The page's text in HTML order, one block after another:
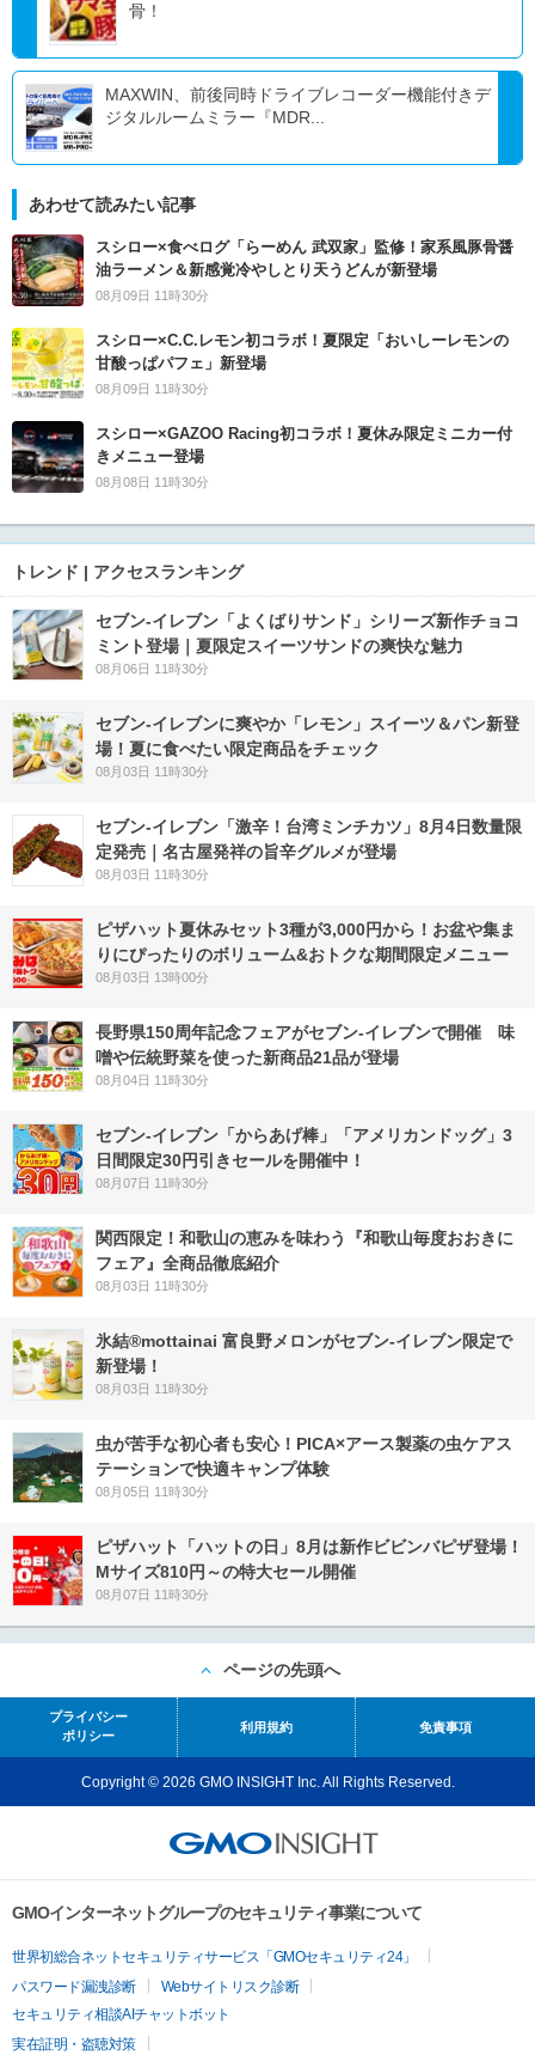
骨！
MAXWIN、前後同時ドライブレコーダー機能付きデ
ジタルルームミラー『MDR...
あわせて読みたい記事
スシロー×食べログ「らーめん 武双家」監修！家系風豚骨醤
油ラーメン＆新感覚冷やしとり天うどんが新登場
08月09日 11時30分
スシロー×C.C.レモン初コラボ！夏限定「おいしーレモンの
甘酸っぱパフェ」新登場
08月09日 11時30分
スシロー×GAZOO Racing初コラボ！夏休み限定ミニカー付
きメニュー登場
08月08日 11時30分
トレンド | アクセスランキング
セブン‐イレブン「よくばりサンド」シリーズ新作チョコ
ミント登場｜夏限定スイーツサンドの爽快な魅力
08月06日 11時30分
セブン‐イレブンに爽やか「レモン」スイーツ＆パン新登
場！夏に食べたい限定商品をチェック
08月03日 11時30分
セブン-イレブン「激辛！台湾ミンチカツ」8月4日数量限
定発売｜名古屋発祥の旨辛グルメが登場
08月03日 11時30分
ピザハット夏休みセット3種が3,000円から！お盆や集ま
りにぴったりのボリューム&おトクな期間限定メニュー
08月03日 13時00分
長野県150周年記念フェアがセブン-イレブンで開催 味
噌や伝統野菜を使った新商品21品が登場
08月04日 11時30分
セブン‐イレブン「からあげ棒」「アメリカンドッグ」3
日間限定30円引きセールを開催中！
08月07日 11時30分
関西限定！和歌山の恵みを味わう『和歌山毎度おおきに
フェア』全商品徹底紹介
08月03日 11時30分
氷結®mottainai 富良野メロンがセブン‐イレブン限定で
新登場！
08月03日 11時30分
虫が苦手な初心者も安心！PICA×アース製薬の虫ケアス
テーションで快適キャンプ体験
08月05日 11時30分
ピザハット「ハットの日」8月は新作ビビンバピザ登場！
Mサイズ810円～の特大セール開催
08月07日 11時30分
ページの先頭へ
プライバシー
ポリシー
利用規約 免責事項
Copyright © 2026 GMO INSIGHT Inc. All Rights Reserved.
GMOインターネットグループのセキュリティ事業について
世界初総合ネットセキュリティサービス「GMOセキュリティ24」
パスワード漏洩診断
Webサイトリスク診断
セキュリティ相談AIチャットボット
実在証明・盗聴対策